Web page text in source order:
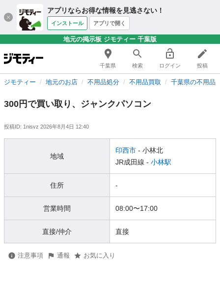
アプリならお得な情報を見逃さない！
インストール アプリで開く
地元の掲示板 ジモティー 千葉版
千葉県 検索 ログイン 投稿
ジモティー 地元のお店 不用品処分 不用品買取 千葉県の不用品
300円で買い取り、ジャンクパソコン
投稿ID: 1nisvz 2026年8月4日 12:40
地域
印西市 - 小林北
JR成田線 - 小林駅
住所 -
営業時間 08:00〜17:00
直接/仲介 直接
注意事項 通報 お気に入り